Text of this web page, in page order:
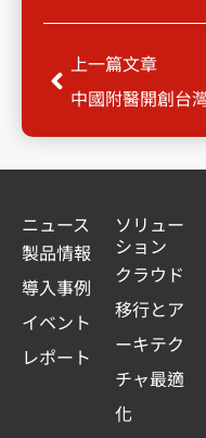
Prev
上一篇文章
ニュース
製品情報
導入事例
イベント
レポート
ソリュー
ション
クラウド
移行とア
ーキテク
チャ最適
化